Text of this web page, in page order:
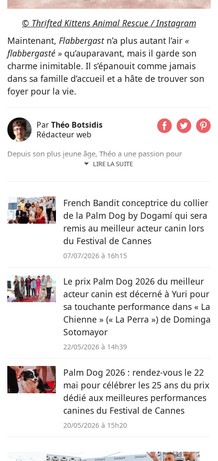
© Thrifted Kittens Animal Rescue / Instagram
Maintenant, Flabbergast n’a plus autant l’air «
flabbergasté » qu’auparavant, mais il garde son
charme inimitable. Il s’épanouit comme jamais
dans sa famille d’accueil et a hâte de trouver son
foyer pour la vie.
ParThéo Botsidis
Rédacteur web
LIRE LA SUITE
Depuis son plus jeune âge, Théo a une passion pour
l’écriture. Aujourd’hui rédacteur web, il prend plaisir à
émouvantes.
French Bandit conceptrice du collier
de la Palm Dog by Dogamí qui sera
remis au meilleur acteur canin lors
du Festival de Cannes
07/07/2026 à 16h15
Le prix Palm Dog 2026 du meilleur
acteur canin est décerné à Yuri pour
sa touchante performance dans « La
Chienne » (« La Perra ») de Dominga
Sotomayor
22/05/2026 à 14h39
Palm Dog 2026 : rendez-vous le 22
mai pour célébrer les 25 ans du prix
dédié aux meilleures performances
canines du Festival de Cannes
20/05/2026 à 15h20